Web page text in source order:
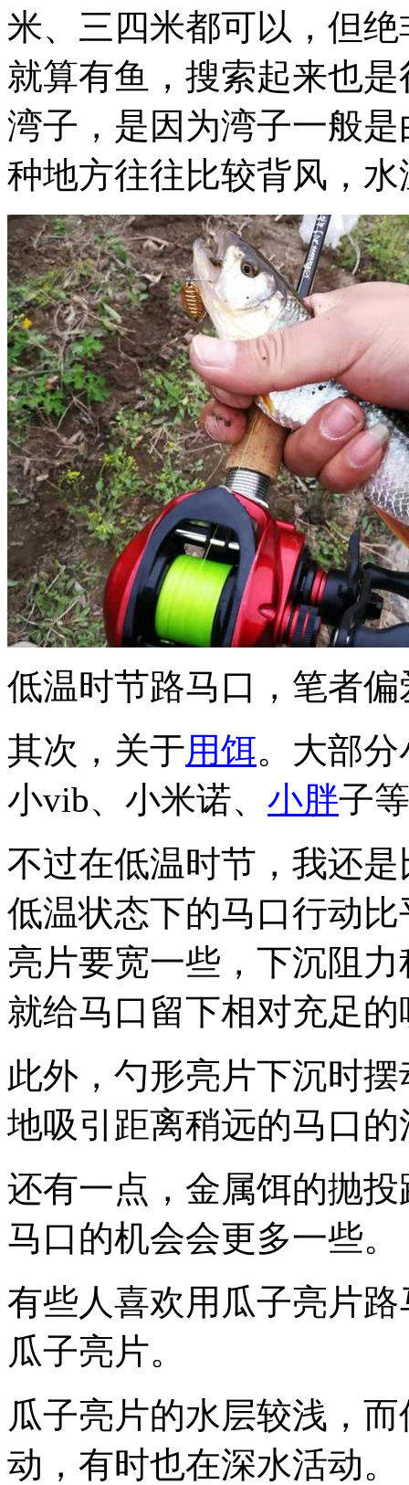
米、三四米都可以，但
就算有鱼，搜索起来也
湾子，是因为湾子一般
种地方往往比较背风，
低温时节路马口，笔者
其次，关于用饵。大部
小vib、小米诺、 小胖子
不过在低温时节，我还
低温状态下的马口行动
亮片要宽一些，下沉阻
就给马口留下相对充足
此外，勺形亮片下沉时
地吸引距离稍远的马口的
还有一点，金属饵的抛
马口的机会会更多一些。
有些人喜欢用瓜子亮片
瓜子亮片。
瓜子亮片的水层较浅，
动，有时也在深水活动。